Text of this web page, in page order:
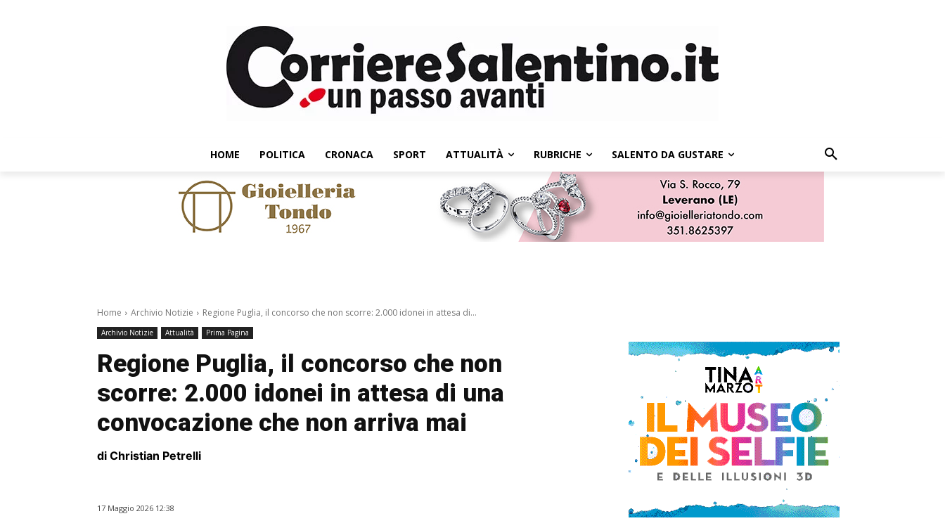
HOME POLITICA CRONACA SPORT ATTUALITÀ RUBRICHE SALENTO DA GUSTARE
Home Archivio Notizie Regione Puglia, il concorso che non scorre: 2.000 idonei in attesa di...
Archivio Notizie Attualità Prima Pagina
Regione Puglia, il concorso che non
scorre: 2.000 idonei in attesa di una
convocazione che non arriva mai
di Christian Petrelli
17 Maggio 2026 12:38